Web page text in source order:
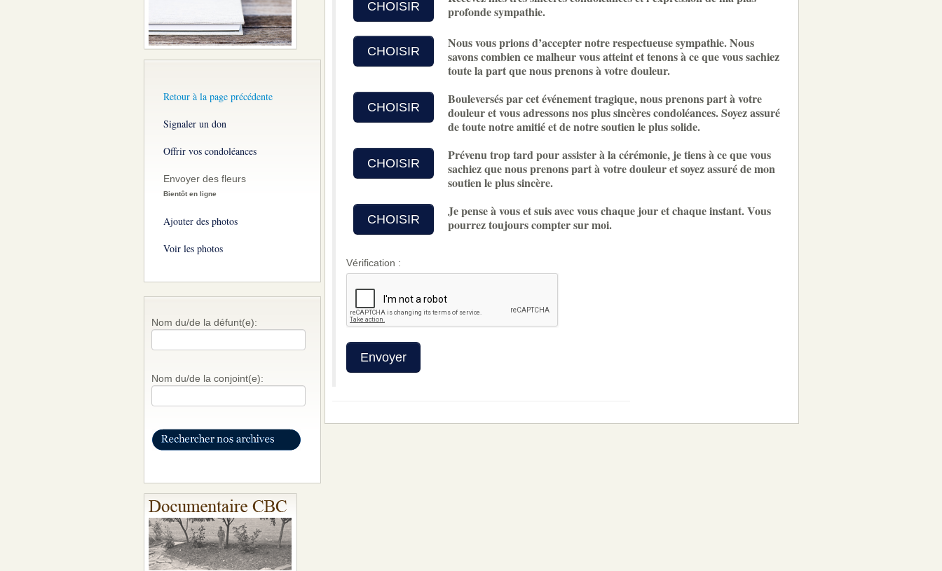
Retour à la page précédente
Signaler un don
Offrir vos condoléances
Envoyer des fleurs
Bientôt en ligne
Ajouter des photos
Voir les photos
Nom du/de la défunt(e):
Nom du/de la conjoint(e):
CHOISIR
profonde sympathie.
CHOISIR
Nous vous prions d’accepter notre respectueuse sympathie. Nous
savons combien ce malheur vous atteint et tenons à ce que vous sachiez
toute la part que nous prenons à votre douleur.
CHOISIR
Bouleversés par cet événement tragique, nous prenons part à votre
douleur et vous adressons nos plus sincères condoléances. Soyez assuré
de toute notre amitié et de notre soutien le plus solide.
CHOISIR
Prévenu trop tard pour assister à la cérémonie, je tiens à ce que vous
sachiez que nous prenons part à votre douleur et soyez assuré de mon
soutien le plus sincère.
CHOISIR
Je pense à vous et suis avec vous chaque jour et chaque instant. Vous
pourrez toujours compter sur moi.
Vérification :